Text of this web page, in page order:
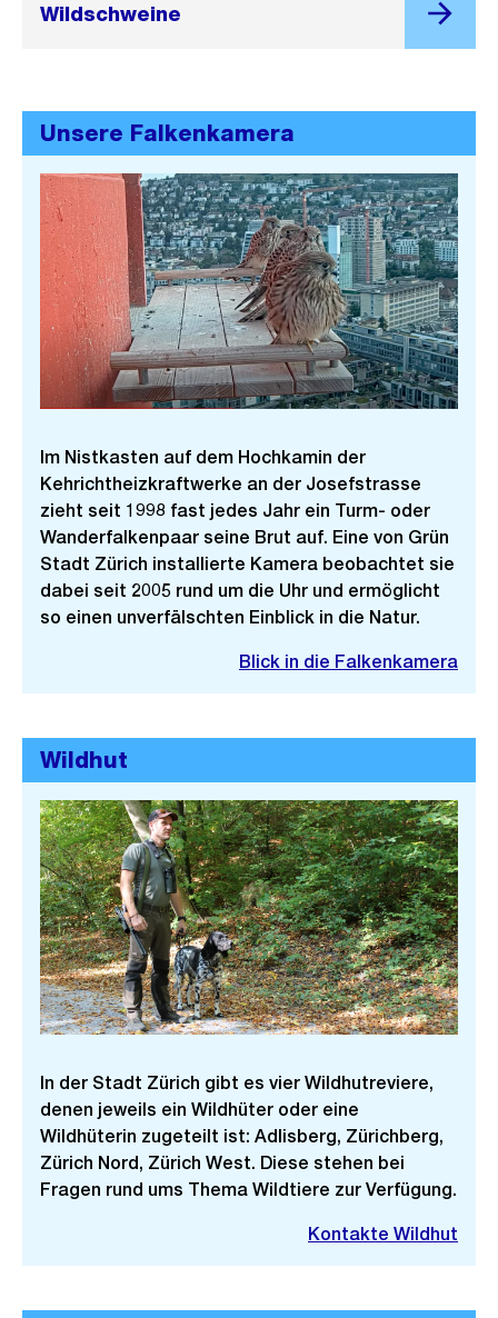
Wildschweine
Unsere Falkenkamera
Im Nistkasten auf dem Hochkamin der
Kehrichtheizkraftwerke an der Josefstrasse
zieht seit 1998 fast jedes Jahr ein Turm- oder
Wanderfalkenpaar seine Brut auf. Eine von Grün
Stadt Zürich installierte Kamera beobachtet sie
dabei seit 2005 rund um die Uhr und ermöglicht
so einen unverfälschten Einblick in die Natur.
Blick in die Falkenkamera
Wildhut
In der Stadt Zürich gibt es vier Wildhutreviere,
denen jeweils ein Wildhüter oder eine
Wildhüterin zugeteilt ist: Adlisberg, Zürichberg,
Zürich Nord, Zürich West. Diese stehen bei
Fragen rund ums Thema Wildtiere zur Verfügung.
Kontakte Wildhut